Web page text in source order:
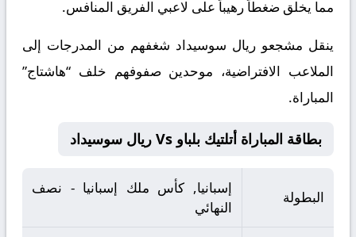
مما يخلق ضغطاً رهيباً على لاعبي الفريق المنافس.
ينقل مشجعو ريال سوسيداد شغفهم من المدرجات إلى
الملاعب الافتراضية، موحدين صفوفهم خلف “هاشتاج”
المباراة.
بطاقة المباراة أتلتيك بلباو Vs ريال سوسيداد
البطولة
إسبانيا, كأس ملك إسبانيا - نصف
النهائي